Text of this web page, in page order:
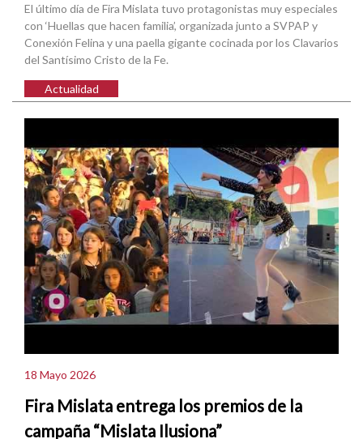
El último día de Fira Mislata tuvo protagonistas muy especiales
con ‘Huellas que hacen familia’, organizada junto a SVPAP y
Conexión Felina y una paella gigante cocinada por los Clavarios
del Santísimo Cristo de la Fe.
Actualidad
18 Mayo 2026
Fira Mislata entrega los premios de la
campaña “Mislata Ilusiona”